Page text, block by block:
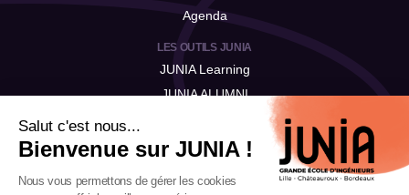
Salut c'est nous...
Bienvenue sur JUNIA !
Nous vous permettons de gérer les cookies
Agenda
LES OUTILS JUNIA
JUNIA Learning
JUNIA ALUMNI